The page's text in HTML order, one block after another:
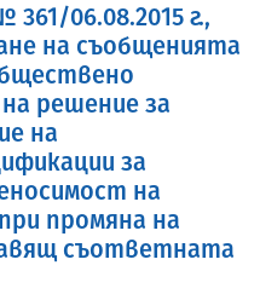
06.08.2015 г.,
на съобщенията
решение за
на
за
на
промяна на
съответната